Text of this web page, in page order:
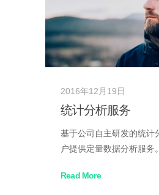
2016年12月19日
统计分析服务
基于公司自主研发的统计
户提供定量数据分析服务
Read More